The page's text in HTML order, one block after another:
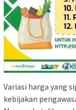
Variasi harga yang
kebijakan